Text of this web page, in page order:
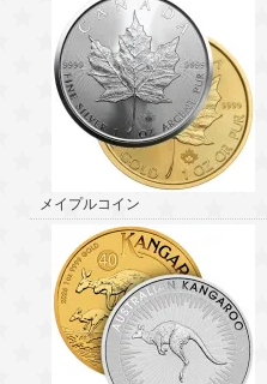
メイプルコイン